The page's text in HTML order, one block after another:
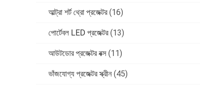
আল্ট্রা শর্ট থ্রো প্রজেক্টর (16)
পোর্টেবল LED প্রজেক্টর (13)
আউটডোর প্রজেক্টর বক্স (11)
ভাঁজযোগ্য প্রজেক্টর স্ক্রীন (45)